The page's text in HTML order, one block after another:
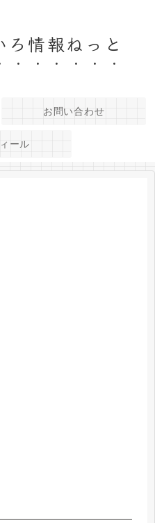
情報ねっと
お問い合わせ
ール